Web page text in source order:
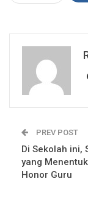
PREV POST
Di Sekolah ini,
yang
Honor Guru